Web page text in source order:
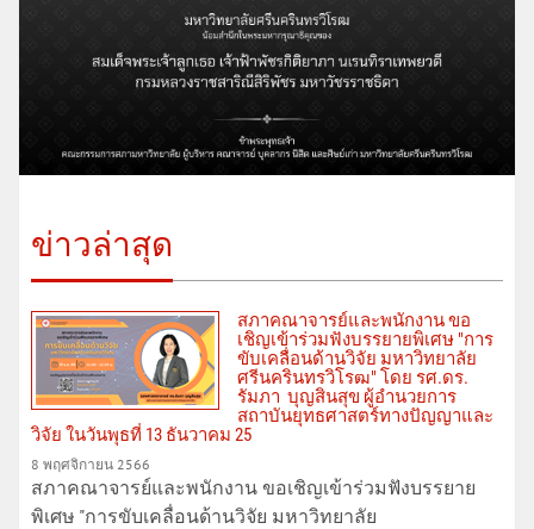
ข่าวล่าสุด
สภาคณาจารย์และพนักงาน ขอ
เชิญเข้าร่วมฟังบรรยายพิเศษ "การ
ขับเคลื่อนด้านวิจัย มหาวิทยาลัย
ศรีนครินทรวิโรฒ" โดย รศ.ดร.
รัมภา บุญสินสุข ผู้อำนวยการ
สถาบันยุทธศาสตร์ทางปัญญาและ
วิจัย ในวันพุธที่ 13 ธันวาคม 25
8 พฤศจิกายน 2566
สภาคณาจารย์และพนักงาน ขอเชิญเข้าร่วมฟังบรรยาย
พิเศษ "การขับเคลื่อนด้านวิจัย มหาวิทยาลัย